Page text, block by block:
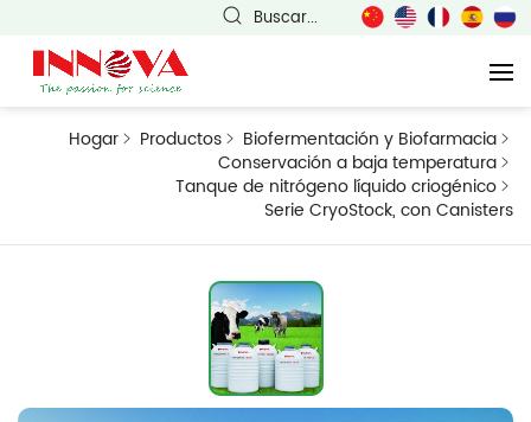
Buscar...
Hogar Productos
Biofermentación y Biofarmacia
Conservación a baja temperatura
Tanque de nitrógeno líquido criogénico
Serie CryoStock, con Canisters